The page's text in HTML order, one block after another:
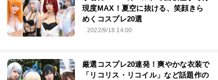
現度MAX！夏空に抜ける、笑顔きら
めくコスプレ20選
2022/9/18 14:00
厳選コスプレ20連発！爽やかな衣装で
「リコリス・リコイル」など話題作の